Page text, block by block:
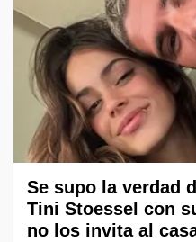
Se supo la verdad
Tini Stoessel con
no los invita al